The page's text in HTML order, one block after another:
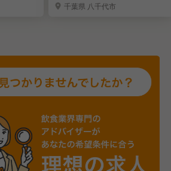
千葉県 八千代市